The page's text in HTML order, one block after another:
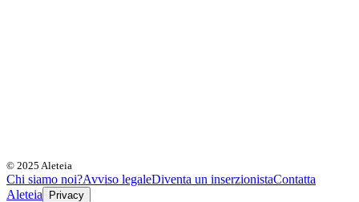
© 2025 Aleteia
Chi siamo noi?Avviso legaleDiventa un inserzionistaContatta
Aleteia
Privacy